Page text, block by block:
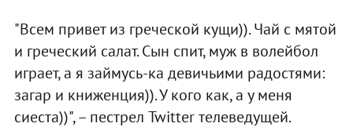
"Всем привет из греческой кущи)). Чай с мятой
и греческий салат. Сын спит, муж в волейбол
играет, а я займусь-ка девичьими радостями:
загар и книженция)). У кого как, а у меня
сиеста))", – пестрел Twitter телеведущей.